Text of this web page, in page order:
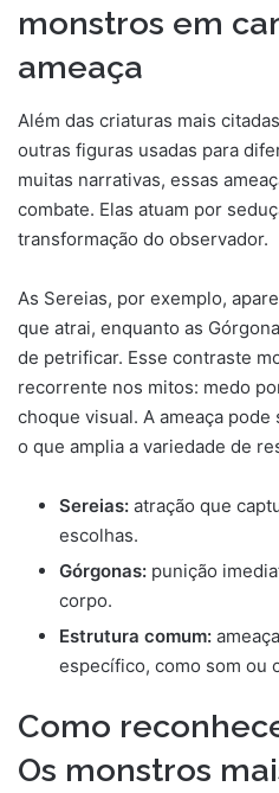
monstros em
ameaça
Além das criaturas mais
outras figuras usadas para
muitas narrativas, essas
combate. Elas atuam por
transformação do observador.
As Sereias, por exemplo,
que atrai, enquanto as
de petrificar. Esse contraste
recorrente nos mitos: medo
choque visual. A ameaça
o que amplia a variedade de
Sereias: atração que
escolhas.
Górgonas: punição
corpo.
Estrutura comum:
específico, como som ou
Como
Os monstros